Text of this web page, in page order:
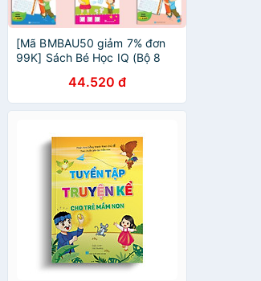
[Mã BMBAU50 giảm 7% đơn
99K] Sách Bé Học IQ (Bộ 8
44.520 đ